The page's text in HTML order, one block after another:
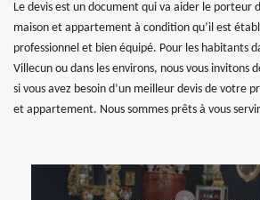
Le devis est un document qui va aider le porteur
maison et appartement à condition qu’il est
professionnel et bien équipé. Pour les habitants
Villecun ou dans les environs, nous vous invitons
si vous avez besoin d’un meilleur devis de votre
et appartement. Nous sommes prêts à vous